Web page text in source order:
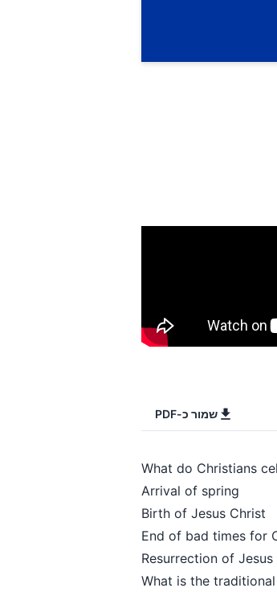
שמור כ-PDF
What do Christians
Arrival of spring
Birth of Jesus Christ
End of bad times for
Resurrection of Jesus
What is the